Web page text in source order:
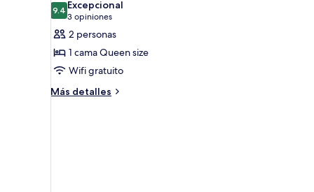
no
fumadores
fotos
de
Habitación
estándar,
cama
9.49.4 de 10
Excepcional
3 opiniones
(3
opiniones)
2 personas
1 cama Queen size
Wifi gratuito
Más detalles
Más